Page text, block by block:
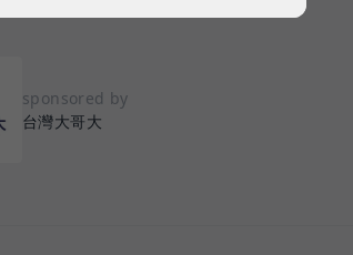
sponsored by
台灣大哥大